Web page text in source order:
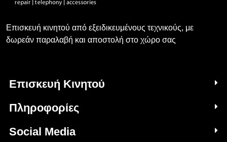
Επισκευή κινητού από εξειδικευμένους τεχνικούς, με
δωρεάν παραλαβή και αποστολή στο χώρο σας
Επισκευή Κινητού
Πληροφορίες
Social Media